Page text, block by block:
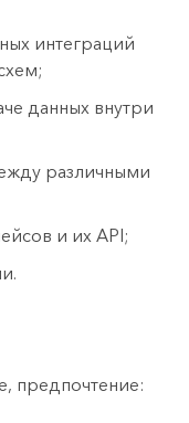
интеграций
данных внутри
различными
и их API;
предпочтение: